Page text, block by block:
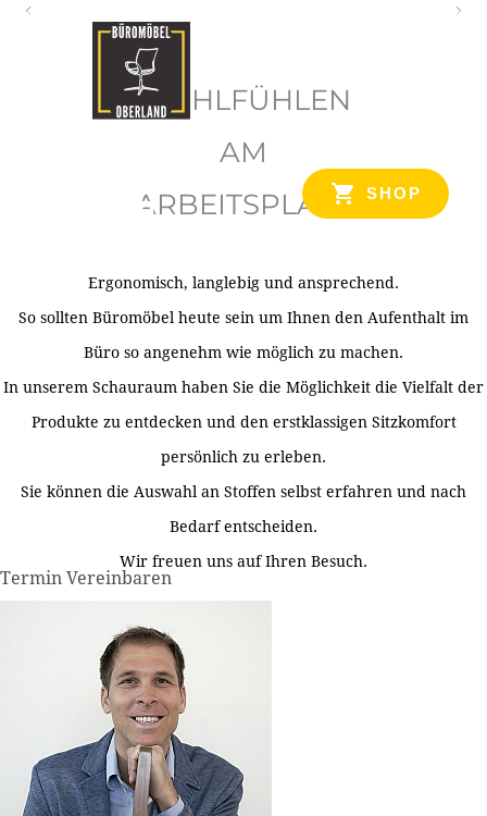
SHOP
WOHLFÜHLEN
AM
ARBEITSPLATZ
Ergonomisch, langlebig und ansprechend.
So sollten Büromöbel heute sein um Ihnen den Aufenthalt im
Büro so angenehm wie möglich zu machen.
In unserem Schauraum haben Sie die Möglichkeit die Vielfalt der
Produkte zu entdecken und den erstklassigen Sitzkomfort
persönlich zu erleben.
Sie können die Auswahl an Stoffen selbst erfahren und nach
Bedarf entscheiden.
Wir freuen uns auf Ihren Besuch.
Termin Vereinbaren